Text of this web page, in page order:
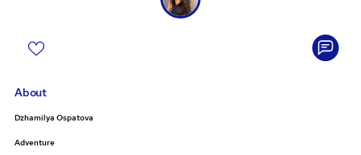
About
Dzhamilya Ospatova
Adventure